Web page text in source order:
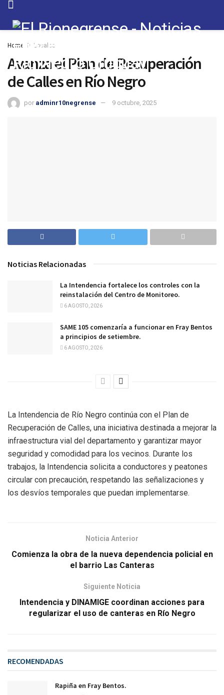
Home Locales
Avanza el Plan de Recuperación
de Calles en Río Negro
por adminr10negrense 9 octubre, 2025
Noticias Relacionadas
La Intendencia fortalece los controles con la
reinstalación del Centro de Monitoreo.
6 AGOSTO, 2026
SAME 105 comenzaría a funcionar en Fray Bentos
a principios de setiembre.
6 AGOSTO, 2026
La Intendencia de Río Negro continúa con el Plan de
Recuperación de Calles, una iniciativa destinada a mejorar la
infraestructura vial del departamento y garantizar mayor
seguridad y comodidad para los vecinos. Durante los
trabajos, la Intendencia solicita a conductores y peatones
circular con precaución, respetando las señalizaciones y
los desvíos temporales que puedan implementarse.
Noticia Anterior
Comienza la obra de la nueva dependencia policial en
el barrio Las Canteras
Siguiente Noticia
Intendencia y DINAMIGE coordinan acciones para
regularizar el uso de canteras en Río Negro
RECOMENDADAS
Rapiña en Fray Bentos.